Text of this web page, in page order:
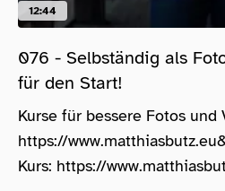
12:44
076 - Selbständig als
für den Start!
Kurse für bessere Fotos und
https://
Kurs: https://